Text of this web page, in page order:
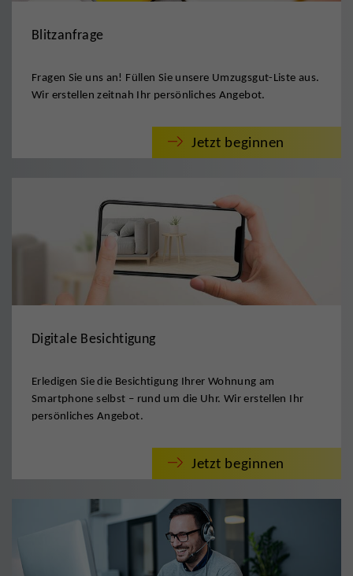
Blitzanfrage
Fragen Sie uns an! Füllen Sie unsere Umzugsgut-Liste aus.
Wir erstellen zeitnah Ihr persönliches Angebot.
Jetzt beginnen
Digitale Besichtigung
Erledigen Sie die Besichtigung Ihrer Wohnung am
Smartphone selbst – rund um die Uhr. Wir erstellen Ihr
persönliches Angebot.
Jetzt beginnen